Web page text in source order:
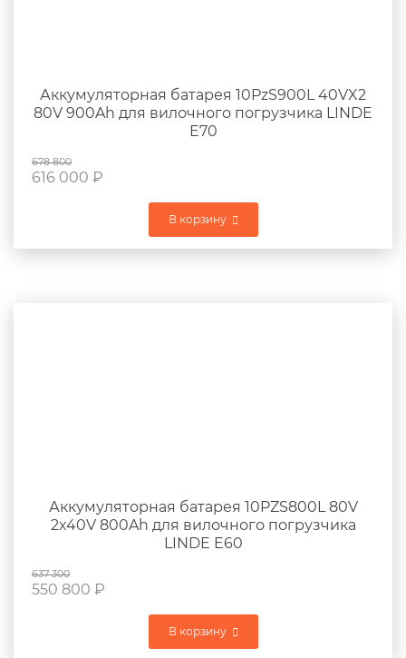
Аккумуляторная батарея 10PzS900L 40VX2
80V 900Ah для вилочного погрузчика LINDE
E70
678 800
616 000 ₽
В корзину
Аккумуляторная батарея 10PZS800L 80V
2x40V 800Ah для вилочного погрузчика
LINDE E60
637 300
550 800 ₽
В корзину